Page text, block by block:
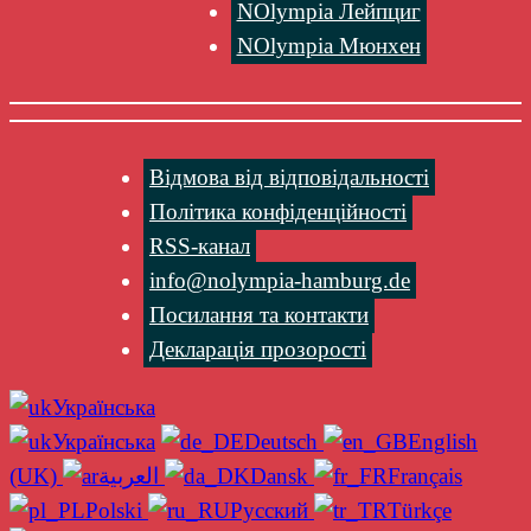
NOlympia Лейпциг
NOlympia Мюнхен
Відмова від відповідальності
Політика конфіденційності
RSS-канал
info@nolympia-hamburg.de
Посилання та контакти
Декларація прозорості
Українська
Українська
Deutsch
English
(UK)
Dansk
Français
Polski
Русский Türkçe